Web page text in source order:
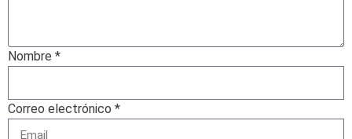
Nombre *
Correo electrónico *